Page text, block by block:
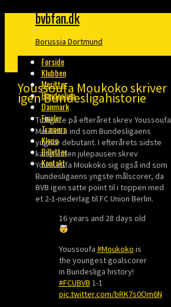
bvbfan.dk
Borussia Dortmund
Forside
Klubben
Meritter
Bundesliga
Danmark
Finaler
Trænere
Klopp
Billetter
Kontakt
Youssoufa Moukoko skriver
igen Bundesligahistorie
Tidligere på efteråret skrev Youssoufa
Moukoko ind som Bundesligaens
yngste debutant. I efterårets sidste
kamp inden julepausen skrev
Youssoufa Moukoko sig også ind som
Bundesligaens yngste målscorer, da
BVB igen satte point til i toppen med
et 2-1-nederlag til FC Union Berlin.
16 years and 28 days old
Youssoufa #Moukoko is
the youngest goalscorer
in Bundesliga history!
#FCUBVB 1-1
pic.twitter.com/bRK7s0Om6N